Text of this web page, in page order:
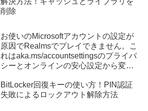
削除
お使いのMicrosoftアカウントの設定が
原因でRealmsでプレイできません。こ
れはaka.ms/accountsettingsのプライバ
シーとオンラインの安心設定から変更
BitLocker回復キーの使い方！PIN認証
失敗によるロックアウト解除方法